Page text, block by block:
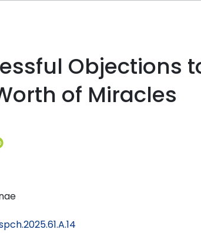
Objections
of Miracles